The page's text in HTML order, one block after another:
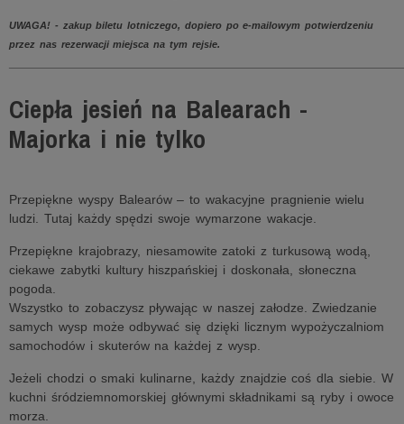
UWAGA! - zakup biletu lotniczego, dopiero po e-mailowym potwierdzeniu
przez nas rezerwacji miejsca na tym rejsie.
Ciepła jesień na Balearach -
Majorka i nie tylko
Przepiękne wyspy Balearów – to wakacyjne pragnienie wielu
ludzi. Tutaj każdy spędzi swoje wymarzone wakacje.
Przepiękne krajobrazy, niesamowite zatoki z turkusową wodą,
ciekawe zabytki kultury hiszpańskiej i doskonała, słoneczna
pogoda.
Wszystko to zobaczysz pływając w naszej załodze. Zwiedzanie
samych wysp może odbywać się dzięki licznym wypożyczalniom
samochodów i skuterów na każdej z wysp.
Jeżeli chodzi o smaki kulinarne, każdy znajdzie coś dla siebie. W
kuchni śródziemnomorskiej głównymi składnikami są ryby i owoce
morza.